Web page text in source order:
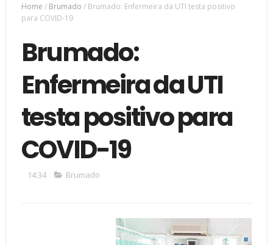
Home / Brumado / Brumado: Enfermeira da UTI testa positivo
para COVID-19
Brumado:
Enfermeira da UTI
testa positivo para
COVID-19
14:34 Brumado